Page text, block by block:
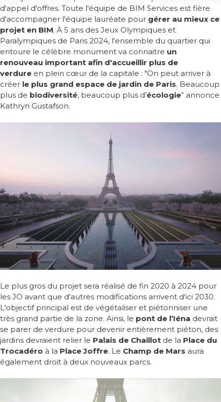
d'appel d'offres. Toute l'équipe de BIM Services est fière
d'accompagner l'équipe lauréate pour gérer au mieux ce
projet en BIM. À 5 ans des Jeux Olympiques et
Paralympiques de Paris 2024, l'ensemble du quartier qui
entoure le célèbre monument va connaitre un
renouveau important afin d'accueillir plus de
verdure en plein cœur de la capitale : "On peut arriver à
créer le plus grand espace de jardin de Paris. Beaucoup
plus de biodiversité, beaucoup plus d’écologie” annonce
Kathryn Gustafson.
Le plus gros du projet sera réalisé de fin 2020 à 2024 pour
les JO avant que d'autres modifications arrivent d'ici 2030.
L'objectif principal est de végétaliser et piétonniser une
très grand partie de la zone. Ainsi, le pont de l’Iéna devrait
se parer de verdure pour devenir entièrement piéton, des
jardins devraient relier le Palais de Chaillot de la Place du
Trocadéro à la Place Joffre. Le Champ de Mars aura
également droit à deux nouveaux parcs.